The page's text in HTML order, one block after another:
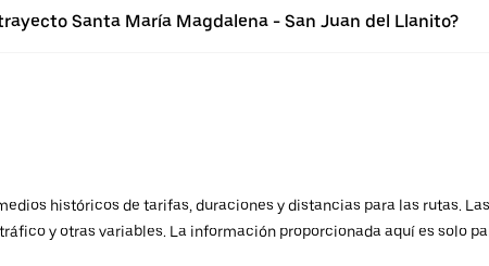
Santa María Magdalena - San Juan del Llanito?
históricos de tarifas, duraciones y distancias para las rutas.
y otras variables. La información proporcionada aquí es solo